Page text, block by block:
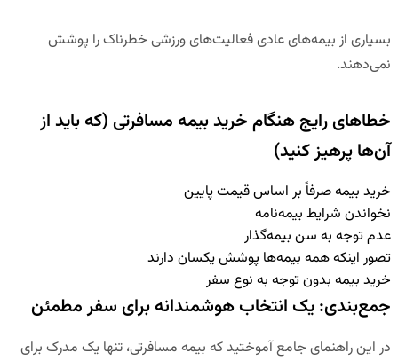
بسیاری از بیمه‌های عادی فعالیت‌های ورزشی خطرناک را پوشش
نمی‌دهند.
خطاهای رایج هنگام خرید بیمه مسافرتی (که باید از
آن‌ها پرهیز کنید)
خرید بیمه صرفاً بر اساس قیمت پایین
نخواندن شرایط بیمه‌نامه
عدم توجه به سن بیمه‌گذار
تصور اینکه همه بیمه‌ها پوشش یکسان دارند
خرید بیمه بدون توجه به نوع سفر
جمع‌بندی: یک انتخاب هوشمندانه برای سفر مطمئن
در این راهنمای جامع آموختید که بیمه مسافرتی، تنها یک مدرک برای